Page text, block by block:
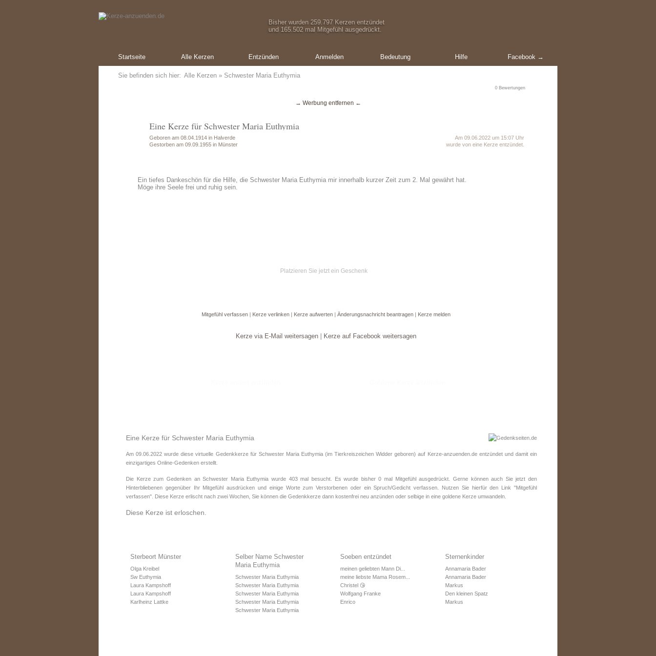
Bisher wurden 259.797 Kerzen entzündet
und 165.502 mal Mitgefühl ausgedrückt.
Startseite Alle Kerzen Entzünden Anmelden Bedeutung Hilfe Facebook →
Sie befinden sich hier: Alle Kerzen » Schwester Maria Euthymia
0 Bewertungen
→ Werbung entfernen ←
Eine Kerze für Schwester Maria Euthymia
Geboren am 08.04.1914 in Halverde
Gestorben am 09.09.1955 in Münster
Am 09.06.2022 um 15:07 Uhr
wurde von eine Kerze entzündet.
Ein tiefes Dankeschön für die Hilfe, die Schwester Maria Euthymia mir innerhalb kurzer Zeit zum 2. Mal gewährt hat.
Möge ihre Seele frei und ruhig sein.
Platzieren Sie jetzt ein Geschenk
Mitgefühl verfassen | Kerze verlinken | Kerze aufwerten | Änderungsnachricht beantragen | Kerze melden
Kerze via E-Mail weitersagen Kerze auf Facebook weitersagen
Eine Kerze für Schwester Maria Euthymia
Am 09.06.2022 wurde diese virtuelle Gedenkkerze für Schwester Maria Euthymia (im TierkreiszeichenWidder geboren) auf Kerze-anzuenden.de entzündet und damit ein
einzigartiges Online-Gedenken erstellt.
Die Kerze zum Gedenken an Schwester Maria Euthymia wurde 403 mal besucht. Es wurde bisher 0 mal Mitgefühl ausgedrückt. Gerne können auch Sie jetzt den
Hinterbliebenen gegenüber Ihr Mitgefühl ausdrücken und einige Worte zum Verstorbenen oder ein Spruch/Gedicht verfassen. Nutzen Sie hierfür den Link "Mitgefühl
verfassen". Diese Kerze erlischt nach zwei Wochen, Sie können die Gedenkkerze dann kostenfrei neu anzünden oder selbige in eine goldene Kerze umwandeln.
Diese Kerze ist erloschen.
Sterbeort Münster
Olga Kreibel
Sw Euthymia
Laura Kampshoff
Laura Kampshoff
Karlheinz Lattke
Selber Name Schwester
Maria Euthymia
Schwester Maria Euthymia
Schwester Maria Euthymia
Schwester Maria Euthymia
Schwester Maria Euthymia
Schwester Maria Euthymia
Soeben entzündet
meinen geliebten Mann Di...
meine liebste Mama Rosem...
Christel 😘
Wolfgang Franke
Enrico
Sternenkinder
Annamaria Bader
Annamaria Bader
Markus
Den kleinen Spatz
Markus